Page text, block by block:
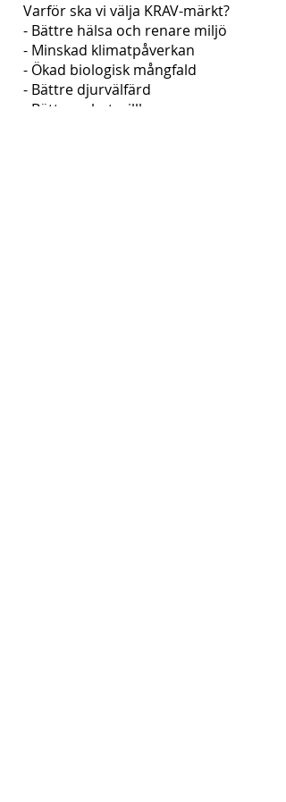
Varför ska vi välja KRAV-märkt?
- Bättre hälsa och renare miljö
- Minskad klimatpåverkan
- Ökad biologisk mångfald
- Bättre djurvälfärd
- Bättre arbetsvillkor